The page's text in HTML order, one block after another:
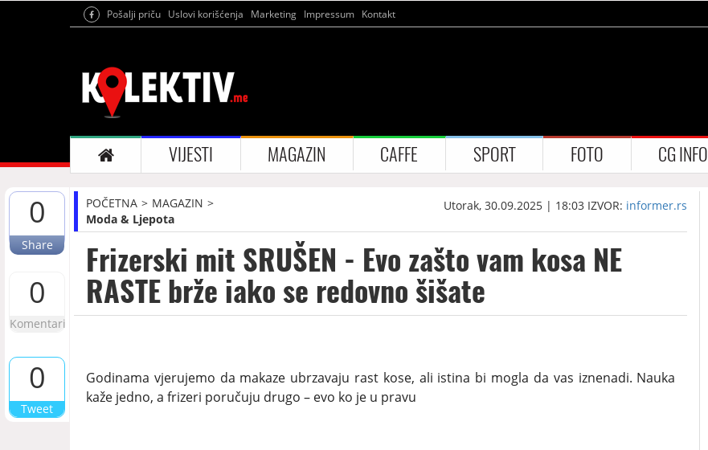
Pošalji priču Uslovi korišćenja Marketing Impressum Kontakt
VIJESTI MAGAZIN CAFFE SPORT FOTO CG INFO
0
Share
0
Komentari
0
Tweet
POČETNA
MAGAZIN
Moda & Ljepota
Utorak, 30.09.2025 | 18:03 IZVOR: informer.rs
Frizerski mit SRUŠEN - Evo zašto vam kosa NE
RASTE brže iako se redovno šišate
Godinama vjerujemo da makaze ubrzavaju rast kose, ali istina bi mogla da vas iznenadi. Nauka
kaže jedno, a frizeri poručuju drugo – evo ko je u pravu